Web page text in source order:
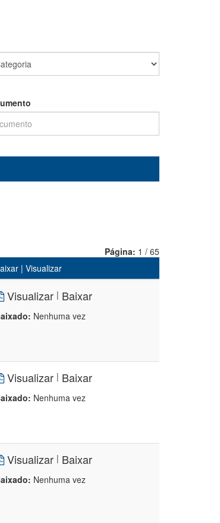
Página: 1 / 65
| Visualizar
Visualizar | Baixar
Nenhuma vez
Visualizar | Baixar
Nenhuma vez
Visualizar | Baixar
Nenhuma vez